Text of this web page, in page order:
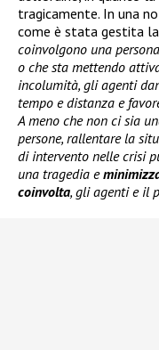
tragicamente. In una
come è stata gestita
coinvolgono una
o che sta mettendo
incolumità, gli agenti
tempo e distanza e
A meno che non ci sia
persone, rallentare la
di intervento nelle crisi
una tragedia e
coinvolta, gli agenti e il